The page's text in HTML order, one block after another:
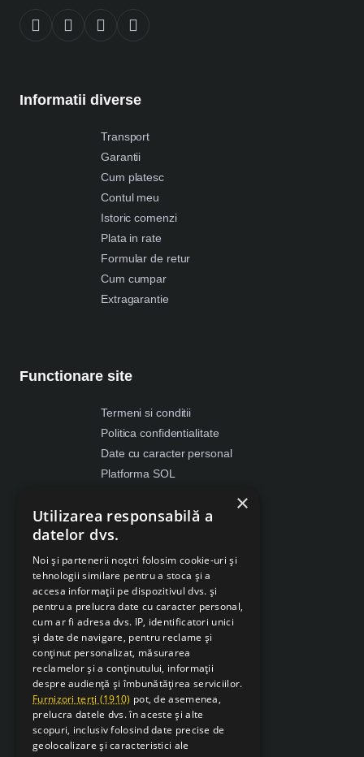
Informatii diverse
Transport
Garantii
Cum platesc
Contul meu
Istoric comenzi
Plata in rate
Formular de retur
Cum cumpar
Extragarantie
Functionare site
Termeni si conditii
Politica confidentialitate
Date cu caracter personal
Platforma SOL
Despre Cookies
Retragere din contract
×
Utilizarea responsabilă a
datelor dvs.
Noi și partenerii noștri folosim cookie-uri și
tehnologii similare pentru a stoca și a
accesa informații pe dispozitivul dvs. și
pentru a prelucra date cu caracter personal,
cum ar fi adresa dvs. IP, identificatori unici
și date de navigare, pentru reclame și
conținut personalizat, măsurarea
reclamelor și a conținutului, informații
despre audiență și îmbunătățirea serviciilor.
Furnizori terți (1910) pot, de asemenea,
prelucra datele dvs. în aceste și alte
scopuri, inclusiv folosind date precise de
geolocalizare și caracteristici ale